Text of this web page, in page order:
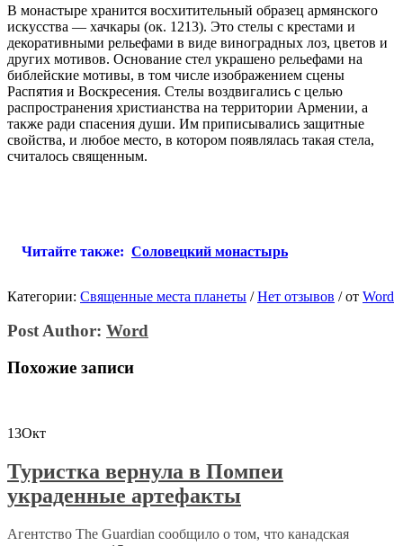
В монастыре хранится восхитительный образец армянского
искусства — хачкары (ок. 1213). Это стелы с крестами и
декоративными рельефами в виде виноградных лоз, цветов и
других мотивов. Основание стел украшено рельефами на
библейские мотивы, в том числе изображением сцены
Распятия и Воскресения. Стелы воздвигались с целью
распространения христианства на территории Армении, а
также ради спасения души. Им приписывались защитные
свойства, и любое место, в котором появлялась такая стела,
считалось священным.
Читайте также: Соловецкий монастырь
Категории: Священные места планеты / Нет отзывов /от Word
Post Author: Word
Похожие записи
13Окт
Туристка вернула в Помпеи
украденные артефакты
Агентство The Guardian сообщило о том, что канадская